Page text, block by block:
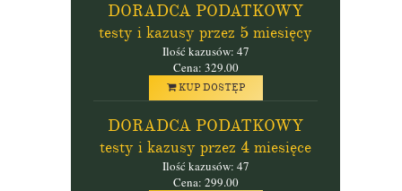
DORADCA PODATKOWY
testy i kazusy przez 5 miesięcy
Ilość kazusów: 47
Cena: 329.00
KUP DOSTĘP
DORADCA PODATKOWY
testy i kazusy przez 4 miesięce
Ilość kazusów: 47
Cena: 299.00